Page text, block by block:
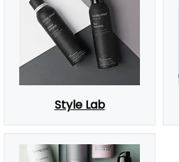
Style Lab